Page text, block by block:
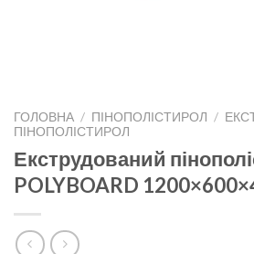
ГОЛОВНА / ПІНОПОЛІСТИРОЛ /
ПІНОПОЛІСТИРОЛ
Екструдований
POLYBOARD